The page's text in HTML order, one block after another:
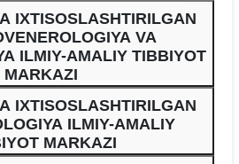
IXTISOSLASHTIRILGAN
VA
ILMIY-AMALIY TIBBIYOT
MARKAZI
IXTISOSLASHTIRILGAN
ILMIY-AMALIY
MARKAZI